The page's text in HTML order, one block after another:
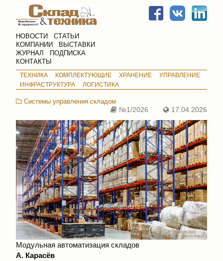
НОВОСТИ
СТАТЬИ
КОМПАНИИ
ВЫСТАВКИ
ЖУРНАЛ
ПОДПИСКА
КОНТАКТЫ
ТЕХНИКА КОМПЛЕКТУЮЩИЕ ХРАНЕНИЕ
УПРАВЛЕНИЕ
ИНФРАСТРУКТУРА
ЛОГИСТИКА
Системы управления складом
№1/2026
17.04.2026
Модульная автоматизация складов
А. Карасёв